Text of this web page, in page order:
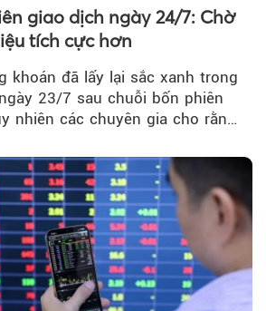
giao dịch ngày 24/7: Chờ
tích cực hơn
khoán đã lấy lại sắc xanh trong
23/7 sau chuỗi bốn phiên
nhiên các chuyên gia cho rằng